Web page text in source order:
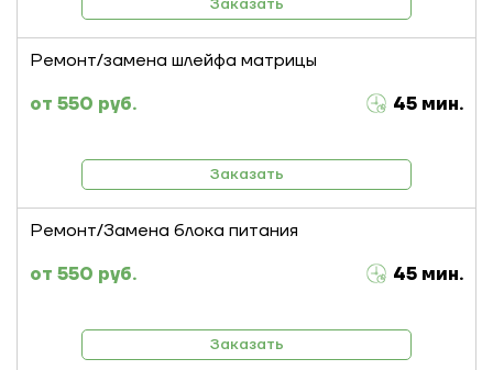
Заказать
Ремонт/замена шлейфа матрицы
550 руб.
45 мин.
Заказать
Ремонт/Замена блока питания
550 руб.
45 мин.
Заказать